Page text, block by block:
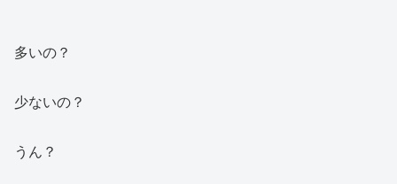
多いの？
少ないの？
うん？